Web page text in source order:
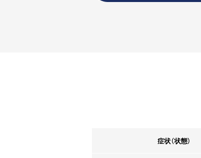
症状（状態）